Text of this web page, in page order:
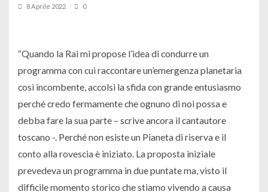
8 Aprile 2022 0
“Quando la Rai mi propose l’idea di condurre un
programma con cui raccontare un’emergenza planetaria
così incombente, accolsi la sfida con grande entusiasmo
perché credo fermamente che ognuno di noi possa e
debba fare la sua parte – scrive ancora il cantautore
toscano -. Perché non esiste un Pianeta di riserva e il
conto alla rovescia è iniziato. La proposta iniziale
prevedeva un programma in due puntate ma, visto il
difficile momento storico che stiamo vivendo a causa